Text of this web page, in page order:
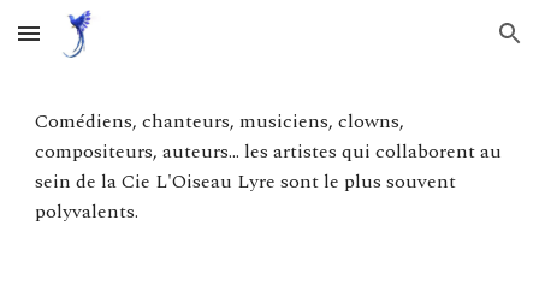
Skip to main content Skip to navigation
Comédiens, chanteurs, musiciens, clowns,
compositeurs, auteurs... les artistes qui collaborent au
sein de la Cie L'Oiseau Lyre sont le plus souvent
polyvalents.